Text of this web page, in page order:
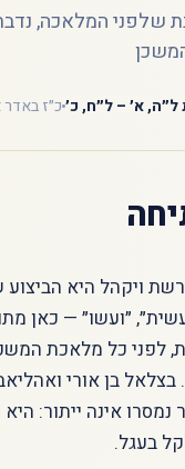
שלפני המלאכה,
א׳ – ל״ח, כ׳כ״ז באדר א׳
רשת ויקהל היא
״ועשו״ — כאן
לפני כל מלאכת
בצלאל בן אורי
נמסרו אינה ייתור:
בעגל.